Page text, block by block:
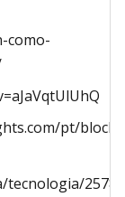
como-
pt/
tecnologia/